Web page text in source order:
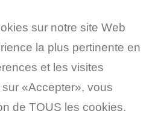
sur notre site Web
la plus pertinente en
et les visites
«Accepter», vous
de TOUS les cookies.